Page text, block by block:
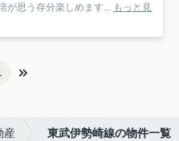
が思う存分楽しめます... もっと見
産 東武伊勢崎線の物件一覧